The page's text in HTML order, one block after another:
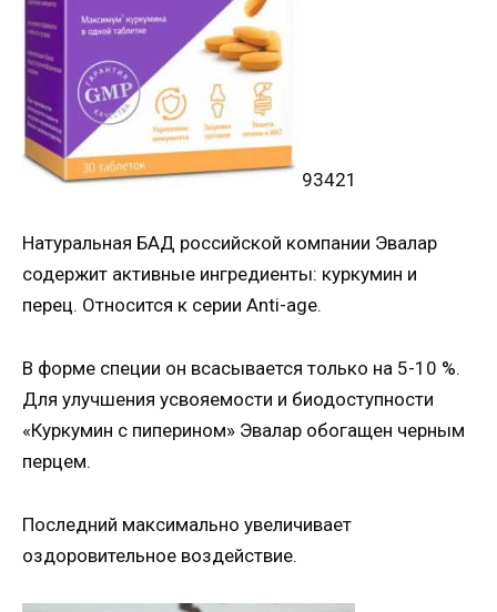
93421
Натуральная БАД российской компании Эвалар
содержит активные ингредиенты: куркумин и
перец. Относится к серии Anti-age.
В форме специи он всасывается только на 5-10 %.
Для улучшения усвояемости и биодоступности
«Куркумин с пиперином» Эвалар обогащен черным
перцем.
Последний максимально увеличивает
оздоровительное воздействие.